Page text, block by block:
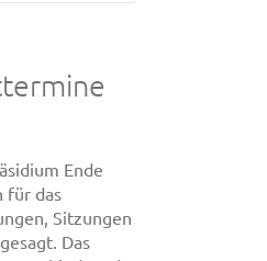
Ende
für das
Sitzungen
Das